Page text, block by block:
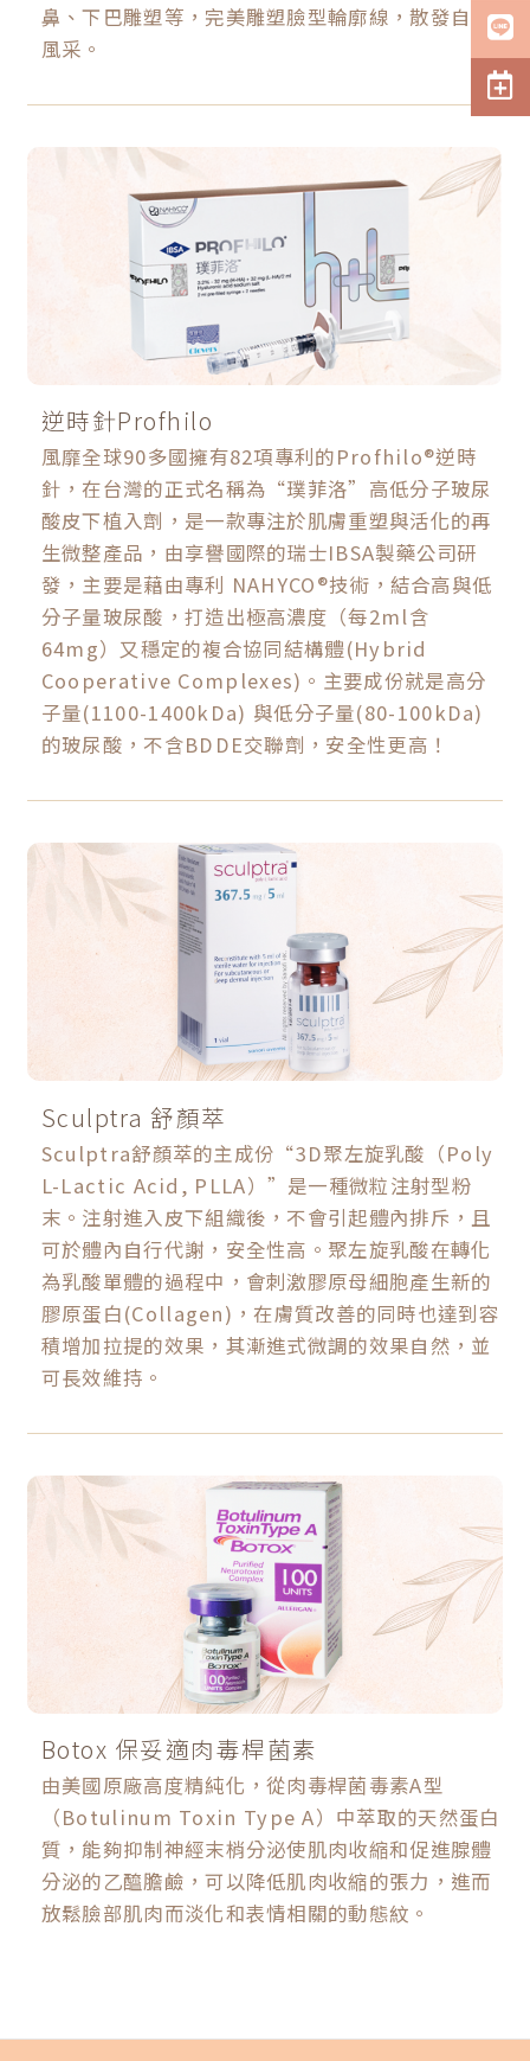
鼻、下巴雕塑等，完美雕塑臉型輪廓線，散發自信
風采。
逆時針Profhilo
風靡全球90多國擁有82項專利的Profhilo®逆時
針，在台灣的正式名稱為“璞菲洛”高低分子玻尿
酸皮下植入劑，是一款專注於肌膚重塑與活化的再
生微整產品，由享譽國際的瑞士IBSA製藥公司研
發，主要是藉由專利 NAHYCO®技術，結合高與低
分子量玻尿酸，打造出極高濃度（每2ml含
64mg）又穩定的複合協同結構體(Hybrid
Cooperative Complexes)。主要成份就是高分
子量(1100-1400kDa) 與低分子量(80-100kDa)
的玻尿酸，不含BDDE交聯劑，安全性更高！
Sculptra 舒顏萃
Sculptra舒顏萃的主成份“3D聚左旋乳酸（Poly
L-Lactic Acid, PLLA）”是一種微粒注射型粉
末。注射進入皮下組織後，不會引起體內排斥，且
可於體內自行代謝，安全性高。聚左旋乳酸在轉化
為乳酸單體的過程中，會刺激膠原母細胞產生新的
膠原蛋白(Collagen)，在膚質改善的同時也達到容
積增加拉提的效果，其漸進式微調的效果自然，並
可長效維持。
Botox 保妥適肉毒桿菌素
由美國原廠高度精純化，從肉毒桿菌毒素A型
（Botulinum Toxin Type A）中萃取的天然蛋白
質，能夠抑制神經末梢分泌使肌肉收縮和促進腺體
分泌的乙醯膽鹼，可以降低肌肉收縮的張力，進而
放鬆臉部肌肉而淡化和表情相關的動態紋。